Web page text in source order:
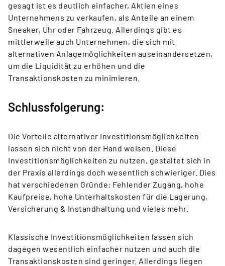
gesagt ist es deutlich einfacher, Aktien eines
Unternehmens zu verkaufen, als Anteile an einem
Sneaker, Uhr oder Fahrzeug. Allerdings gibt es
mittlerweile auch Unternehmen, die sich mit
alternativen Anlagemöglichkeiten auseinandersetzen,
um die Liquidität zu erhöhen und die
Transaktionskosten zu minimieren.
Schlussfolgerung:
Die Vorteile alternativer Investitionsmöglichkeiten
lassen sich nicht von der Hand weisen. Diese
Investitionsmöglichkeiten zu nutzen, gestaltet sich in
der Praxis allerdings doch wesentlich schwieriger. Dies
hat verschiedenen Gründe: Fehlender Zugang, hohe
Kaufpreise, hohe Unterhaltskosten für die Lagerung,
Versicherung & Instandhaltung und vieles mehr.
Klassische Investitionsmöglichkeiten lassen sich
dagegen wesentlich einfacher nutzen und auch die
Transaktionskosten sind geringer. Allerdings liegen